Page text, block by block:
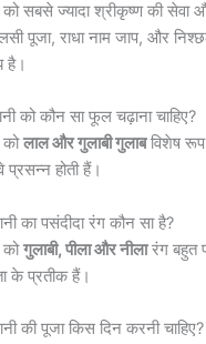
को सबसे ज्यादा श्रीकृष्ण की
पूजा, राधा नाम जाप, और
है।
को कौन सा फूल चढ़ाना चाहिए?
कोलाल और गुलाबी गुलाबविशेष
होती हैं।
का पसंदीदा रंग कौन सा है?
कोगुलाबी, पीला और नीलारंग बहुत
के प्रतीक हैं।
की पूजा किस दिन करनी चाहिए?